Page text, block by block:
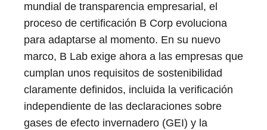
mundial de transparencia empresarial, el
proceso de certificación B Corp evoluciona
para adaptarse al momento. En su nuevo
marco, B Lab exige ahora a las empresas que
cumplan unos requisitos de sostenibilidad
claramente definidos, incluida la verificación
independiente de las declaraciones sobre
gases de efecto invernadero (GEI) y la